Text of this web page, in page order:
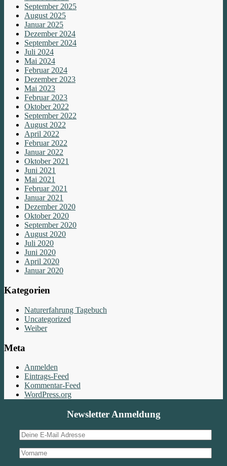
September 2025
August 2025
Januar 2025
Dezember 2024
September 2024
Juli 2024
Mai 2024
Februar 2024
Dezember 2023
Mai 2023
Februar 2023
Oktober 2022
September 2022
August 2022
April 2022
Februar 2022
Januar 2022
Oktober 2021
Juni 2021
Mai 2021
Februar 2021
Januar 2021
Dezember 2020
Oktober 2020
September 2020
August 2020
Juli 2020
Juni 2020
April 2020
Januar 2020
Kategorien
Naturerfahrung Tagebuch
Uncategorized
Weiber
Meta
Anmelden
Eintrags-Feed
Kommentar-Feed
WordPress.org
Newsletter Anmeldung